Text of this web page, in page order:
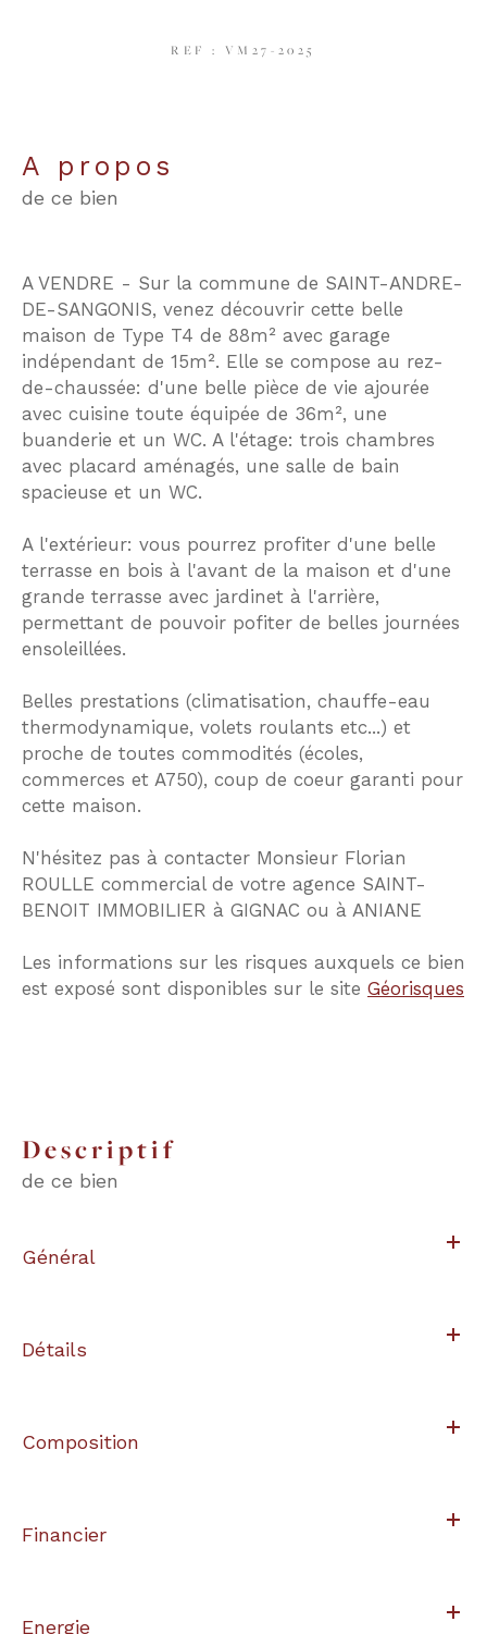
REF : VM27-2025
a propos
de ce bien
A VENDRE - Sur la commune de SAINT-ANDRE-
DE-SANGONIS, venez découvrir cette belle
maison de Type T4 de 88m² avec garage
indépendant de 15m². Elle se compose au rez-
de-chaussée: d'une belle pièce de vie ajourée
avec cuisine toute équipée de 36m², une
buanderie et un WC. A l'étage: trois chambres
avec placard aménagés, une salle de bain
spacieuse et un WC.
A l'extérieur: vous pourrez profiter d'une belle
terrasse en bois à l'avant de la maison et d'une
grande terrasse avec jardinet à l'arrière,
permettant de pouvoir pofiter de belles journées
ensoleillées.
Belles prestations (climatisation, chauffe-eau
thermodynamique, volets roulants etc...) et
proche de toutes commodités (écoles,
commerces et A750), coup de coeur garanti pour
cette maison.
N'hésitez pas à contacter Monsieur Florian
ROULLE commercial de votre agence SAINT-
BENOIT IMMOBILIER à GIGNAC ou à ANIANE
Les informations sur les risques auxquels ce bien
est exposé sont disponibles sur le site Géorisques
descriptif
de ce bien
Général
Détails
Composition
Financier
Energie